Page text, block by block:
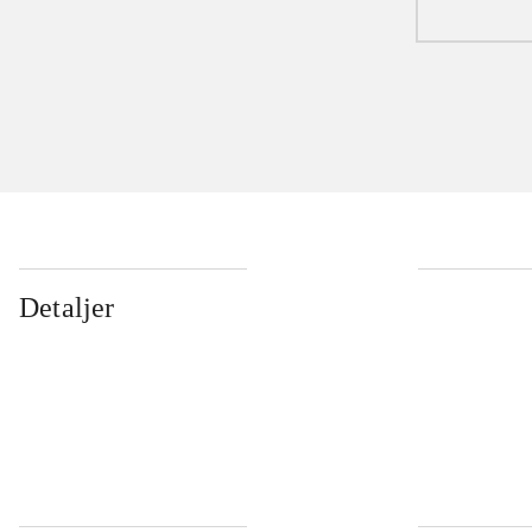
Detaljer